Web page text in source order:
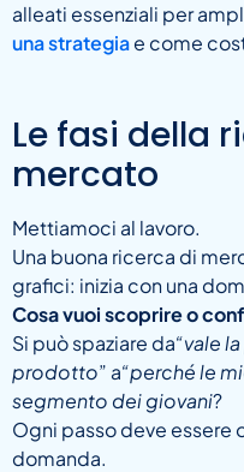
alleati essenziali per
una strategiae come
Le fasi della
mercato
Mettiamoci al lavoro.
Una buona ricerca di
grafici: inizia con una
Cosa vuoi scoprire o
Si può spaziare da“vale
prodotto” a“perché le
segmento dei giovani?
Ogni passo deve essere
domanda.